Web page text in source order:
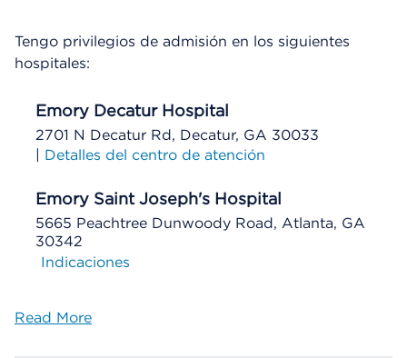
Tengo privilegios de admisión en los siguientes
hospitales:
Emory Decatur Hospital
2701 N Decatur Rd, Decatur, GA 30033
| Detalles del centro de atención
Emory Saint Joseph's Hospital
5665 Peachtree Dunwoody Road, Atlanta, GA
30342
Indicaciones
Read More